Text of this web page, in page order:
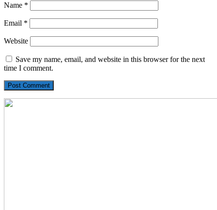
Name *
Email *
Website
Save my name, email, and website in this browser for the next
time I comment.